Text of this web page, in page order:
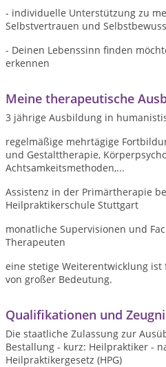
- individuelle Unterstützung zu
Selbstvertrauen und
- Deinen Lebenssinn finden
erkennen
Meine therapeutische
3 jährige Ausbildung in
regelmäßige mehrtägige
und Gestalttherapie,
Achtsamkeitsmethoden,...
Assistenz in der Primärtherapie
Heilpraktikerschule Stuttgart
monatliche Supervisionen und
Therapeuten
eine stetige Weiterentwicklung
von großer Bedeutung.
Qualifikationen und
Die staatliche Zulassung zur
Bestallung - kurz: Heilpraktiker -
Heilpraktikergesetz (HPG)